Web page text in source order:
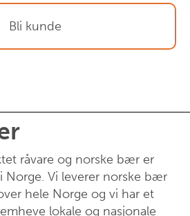
Bli kunde
råvare og norske bær er
Norge. Vi leverer norske bær
hele Norge og vi har et
lokale og nasjonale